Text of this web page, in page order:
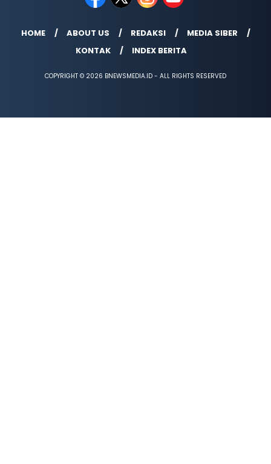
HOME ABOUT US REDAKSI
MEDIA SIBER
KONTAK
INDEX BERITA
COPYRIGHT © 2026 BNEWSMEDIA.ID - ALL RIGHTS RESERVED